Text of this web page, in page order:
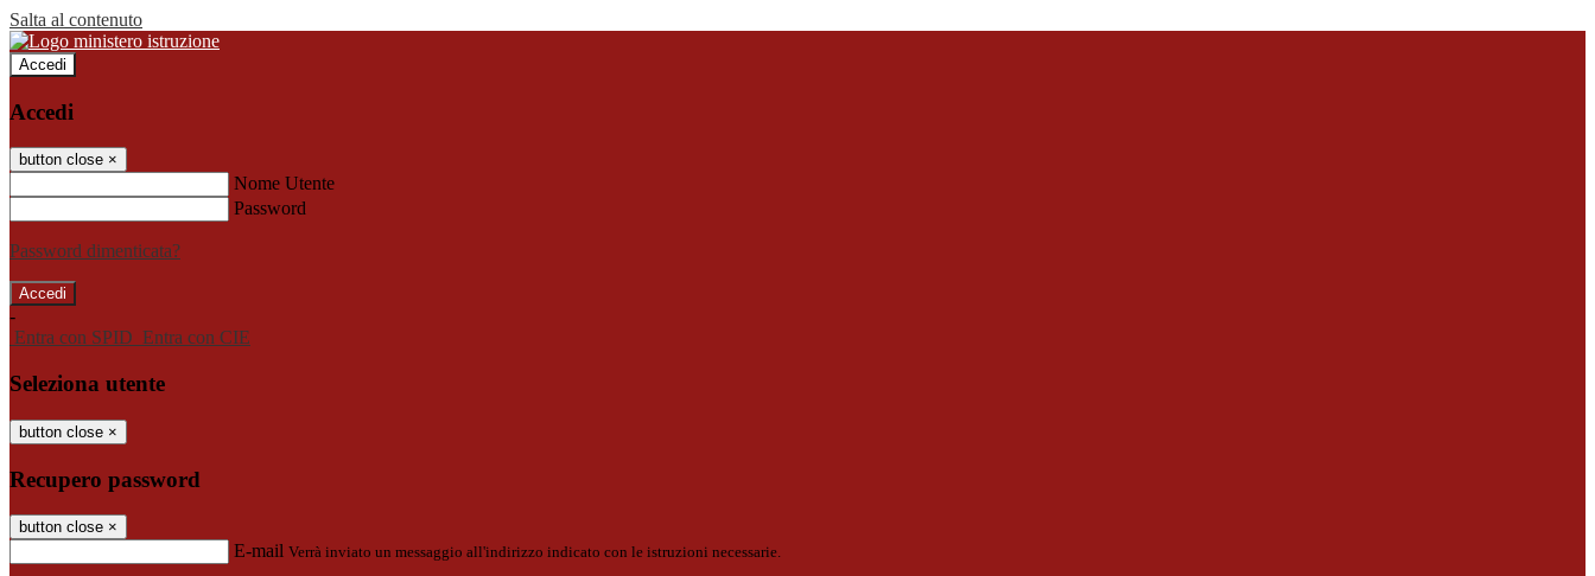
Salta al contenuto
Accedi
Accedi
button close ×
Nome Utente
Password
Password dimenticata?
-
Entra con SPID Entra con CIE
Seleziona utente
button close ×
Recupero password
button close ×
E-mail Verrà inviato un messaggio all'indirizzo indicato con le istruzioni necessarie.